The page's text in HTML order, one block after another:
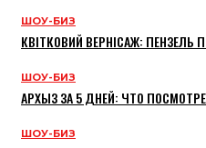
ШОУ-БИЗ
КВІТКОВИЙ ВЕРНІСАЖ:
ШОУ-БИЗ
АРХЫЗ ЗА 5 ДНЕЙ: ЧТО
ШОУ-БИЗ